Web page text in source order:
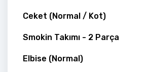
Ceket (Normal / Kot)
Smokin Takımı - 2 Parça
Elbise (Normal)